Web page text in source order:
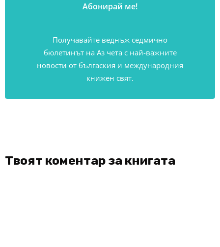
Получавайте веднъж седмично
бюлетинът на Аз чета с най-важните
новости от бългаския и международния
книжен свят.
Твоят коментар за книгата